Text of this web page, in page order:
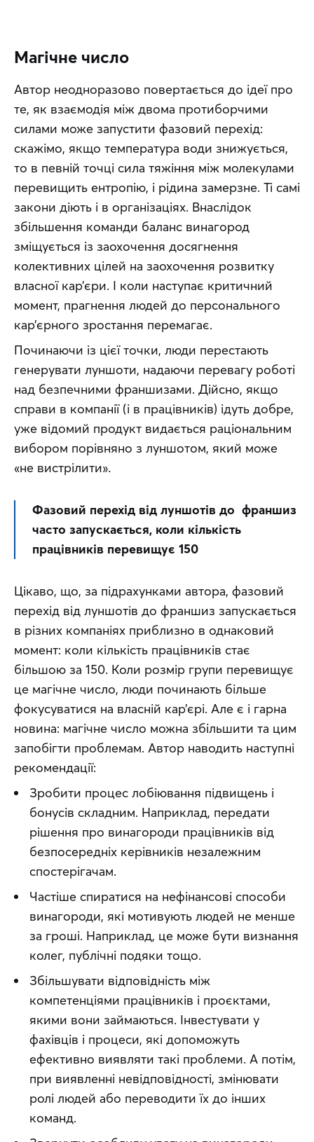
Магічне число
Автор неодноразово повертається до ідеї про
те, як взаємодія між двома протиборчими
силами може запустити фазовий перехід:
скажімо, якщо температура води знижується,
то в певній точці сила тяжіння між молекулами
перевищить ентропію, і рідина замерзне. Ті самі
закони діють і в організаціях. Внаслідок
збільшення команди баланс винагород
зміщується із заохочення досягнення
колективних цілей на заохочення розвитку
власної кар’єри. І коли наступає критичний
момент, прагнення людей до персонального
кар’єрного зростання перемагає.
Починаючи із цієї точки, люди перестають
генерувати луншоти, надаючи перевагу роботі
над безпечними франшизами. Дійсно, якщо
справи в компанії (і в працівників) ідуть добре,
уже відомий продукт видається раціональним
вибором порівняно з луншотом, який може
«не вистрілити».
Фазовий перехід від луншотів до  франшиз
часто запускається, коли кількість
працівників перевищує 150
Цікаво, що, за підрахунками автора, фазовий
перехід від луншотів до франшиз запускається
в різних компаніях приблизно в однаковий
момент: коли кількість працівників стає
більшою за 150. Коли розмір групи перевищує
це магічне число, люди починають більше
фокусуватися на власній кар’єрі. Але є і гарна
новина: магічне число можна збільшити та цим
запобігти проблемам. Автор наводить наступні
рекомендації:
Зробити процес лобіювання підвищень і
бонусів складним. Наприклад, передати
рішення про винагороди працівників від
безпосередніх керівників незалежним
спостерігачам.
Частіше спиратися на нефінансові способи
винагороди, які мотивують людей не менше
за гроші. Наприклад, це може бути визнання
колег, публічні подяки тощо.
Збільшувати відповідність між
компетенціями працівників і проєктами,
якими вони займаються. Інвестувати у
фахівців і процеси, які допоможуть
ефективно виявляти такі проблеми. А потім,
при виявленні невідповідності, змінювати
ролі людей або переводити їх до інших
команд.